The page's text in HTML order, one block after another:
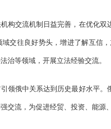
构交流机制日益完善，在优化
交往良好势头，增进了解互信
治等领域，开展立法经验交流。
领俄中关系达到历史最好水平
交流，为促进经贸、投资、能